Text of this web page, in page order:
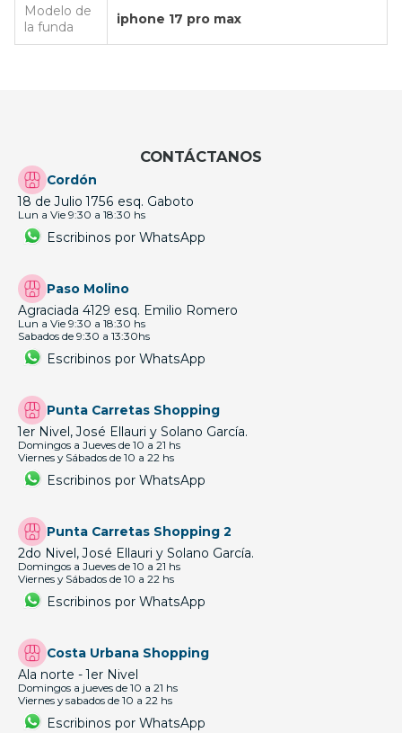
Modelo de
la funda
iphone 17 pro max
CONTÁCTANOS
Cordón
18 de Julio 1756 esq. Gaboto
Lun a Vie 9:30 a 18:30 hs
Escribinos por WhatsApp
Paso Molino
Agraciada 4129 esq. Emilio Romero
Lun a Vie 9:30 a 18:30 hs
Sabados de 9:30 a 13:30hs
Escribinos por WhatsApp
Punta Carretas Shopping
1er Nivel, José Ellauri y Solano García.
Domingos a Jueves de 10 a 21 hs
Viernes y Sábados de 10 a 22 hs
Escribinos por WhatsApp
Punta Carretas Shopping 2
2do Nivel, José Ellauri y Solano García.
Domingos a Jueves de 10 a 21 hs
Viernes y Sábados de 10 a 22 hs
Escribinos por WhatsApp
Costa Urbana Shopping
Ala norte - 1er Nivel
Domingos a jueves de 10 a 21 hs
Viernes y sabados de 10 a 22 hs
Escribinos por WhatsApp